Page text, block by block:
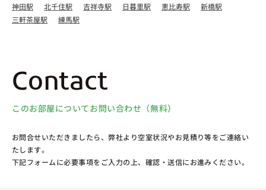
神田駅
北千住駅 吉祥寺駅 日暮里駅 恵比寿駅
新橋駅
三軒茶屋駅
練馬駅
Contact
このお部屋についてお問い合わせ（無料）
お問合せいただきましたら、弊社より空室状況やお見積り等をご連絡い
たします。
下記フォームに必要事項をご入力の上、確認・送信にお進みください。